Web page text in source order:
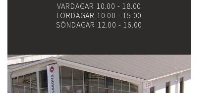
VARDAGAR 10.00 - 18.00
LÖRDAGAR 10.00 - 15.00
SÖNDAGAR 12.00 - 16.00